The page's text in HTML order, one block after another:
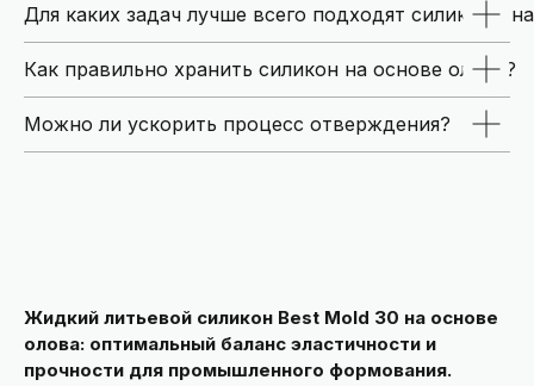
Для каких задач лучше всего подходят силиконы
Как правильно хранить силикон на основе олова?
Можно ли ускорить процесс отверждения?
Жидкий литьевой силикон Best Mold 30 на основе
олова: оптимальный баланс эластичности и
прочности для промышленного формования.